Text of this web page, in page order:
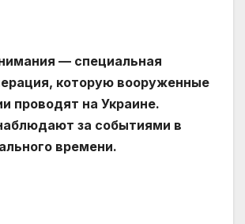
— специальная
которую вооруженные
проводят на Украине.
за событиями в
времени.